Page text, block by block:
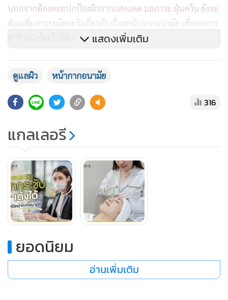
นอกจากต้องคอยปกป้องผิวจากแสงแดด มลภาวะ ฝุ่นควัน ยังจะ
ต้องเพิ่มการระมัดระวังเกี่ยวกับเรื่องหน้ากากอนามัย เพื่อลดการ
แต่ทั้งนี้ปัญหาของผิวก็ยังมีโอกาสเกิดได้จากปัจจัยอื่นอีกหลาย
อย่าง จะว่าไปแล้วศัตรูตัวร้ายต่อผิวสวย คงหนีไม่พ้นกลไกของ
ธรรมชาติ เมื่อผิวเข้าสู่วัยเปลี่ยนผ่าน อะไร ๆ ที่เคยยืดหยุ่น เด้ง
ตึง ก็กลับหย่อนยาน เพราะคอลลาเจนใต้ชั้นผิวลดการผลิตลง
หากไม่ดูแลจะส่งผลกระทบต่อผิวมากยิ่งขึ้น เมื่อเข้าสู่วัยเลขสาม
เลขสี่ นอกจากริ้วรอยถามหา ผิวยังขาดความกระชับ แก้มตก
แก้มห้อย คางย้อย คอเป็นชั้น ใส่หน้ากากอนามัยอย่างไร ก็อาจ
จะปิดไว้ไม่อยู่
แสดงเพิ่มเติม
ดูแลผิว หน้ากากอนามัย
316
แกลเลอรี
ยอดนิยม
อ่านเพิ่มเติม